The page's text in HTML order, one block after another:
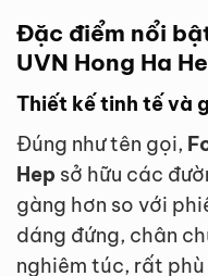
Đặc điểm nổi
UVN Hong Ha
Thiết kế tinh tế và
Đúng như tên gọi,
Hep sở hữu các
gàng hơn so với
dáng đứng, chân
nghiêm túc, rất